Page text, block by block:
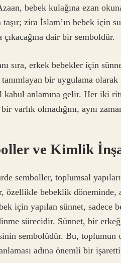
bebek kulağına ezan
zira İslam’ın bebek için
çıkacağına dair bir semboldür.
sıra, erkek bebekler için
bir uygulama
kabul anlamına gelir. Her iki
varlık olmadığını, aynı
ve Kimlik
semboller, toplumsal
özellikle bebeklik
için yapılan sünnet, sadece
sürecidir. Sünnet, bir
sembolüdür. Bu,
adına önemli bir